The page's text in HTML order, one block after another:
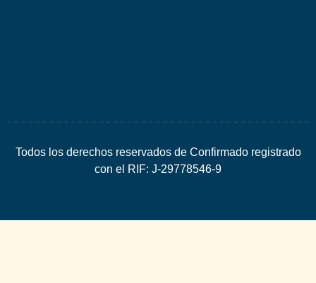
Todos los derechos reservados de Confirmado registrado
con el RIF: J-29778546-9